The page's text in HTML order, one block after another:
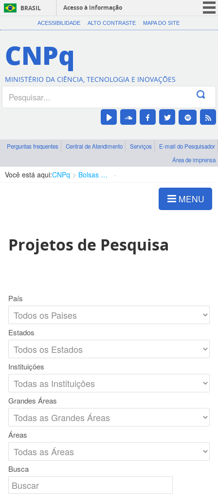
BRASIL
Acesso à informação
CORONAVÍRUS (COVID-19)
Canais
ACESSIBILIDADE ALTO CONTRASTE MAPA DO SITE
CNPq
MINISTÉRIO DA CIÊNCIA, TECNOLOGIA E INOVAÇÕES
Perguntas frequentes Central de Atendimento Serviços
E-mail do Pesquisador
Área de imprensa
Você está aqui:CNPq Bolsas e Auxílios Vigentes
MENU
Projetos de Pesquisa
País
Estados
Instituições
Grandes Áreas
Áreas
Busca